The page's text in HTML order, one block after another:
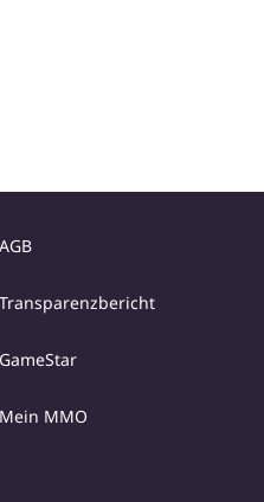
AGB
Transparenzbericht
GameStar
Mein MMO